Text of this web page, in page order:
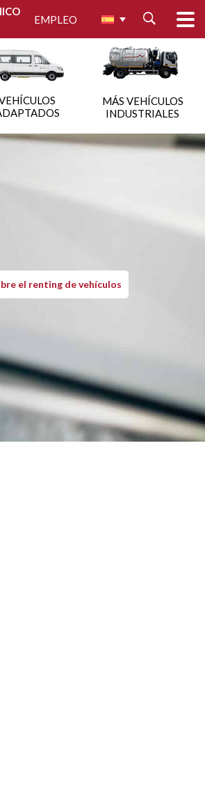
EMPLEO
MÁS VEHÍCULOS
INDUSTRIALES
el renting de vehículos